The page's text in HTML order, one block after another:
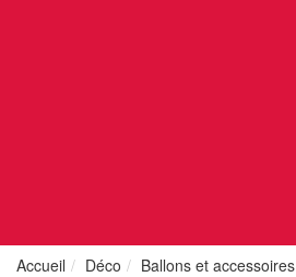
Accueil Déco Ballons et accessoires